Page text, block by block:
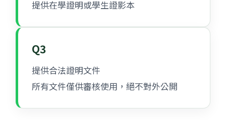
提供在學證明或學生證影本
Q3
提供合法證明文件
所有文件僅供審核使用，絕不對外公開